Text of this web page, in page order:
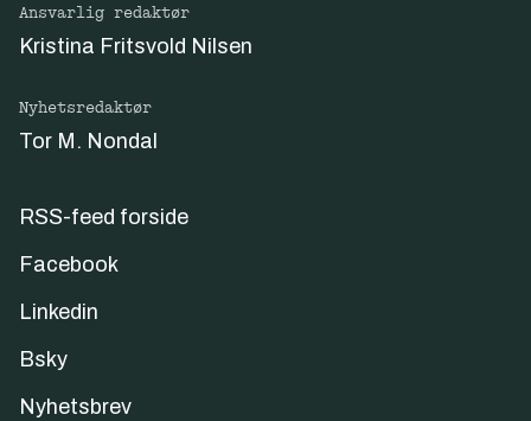
Ansvarlig redaktør
Kristina Fritsvold Nilsen
Nyhetsredaktør
Tor M. Nondal
RSS-feed forside
Facebook
Linkedin
Bsky
Nyhetsbrev